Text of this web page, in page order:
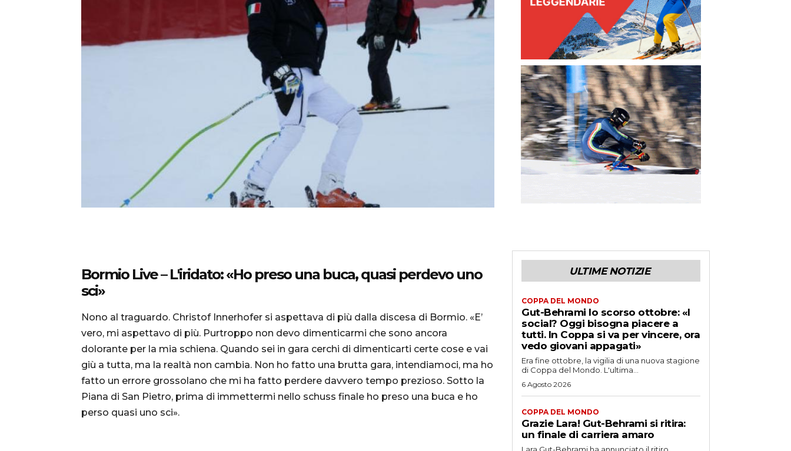
Bormio Live – L'iridato: «Ho preso una buca, quasi perdevo uno
sci»
Nono al traguardo. Christof Innerhofer si aspettava di più dalla discesa di Bormio. «E’
vero, mi aspettavo di più. Purtroppo non devo dimenticarmi che sono ancora
dolorante per la mia schiena. Quando sei in gara cerchi di dimenticarti certe cose e vai
giù a tutta, ma la realtà non cambia. Non ho fatto una brutta gara, intendiamoci, ma ho
fatto un errore grossolano che mi ha fatto perdere davvero tempo prezioso. Sotto la
Piana di San Pietro, prima di immettermi nello schuss finale ho preso una buca e ho
perso quasi uno sci».
ULTIME NOTIZIE
COPPA DEL MONDO
Gut-Behrami lo scorso ottobre: «I
social? Oggi bisogna piacere a
tutti. In Coppa si va per vincere, ora
vedo giovani appagati»
Era fine ottobre, la vigilia di una nuova stagione
di Coppa del Mondo. L'ultima...
6 Agosto 2026
COPPA DEL MONDO
Grazie Lara! Gut-Behrami si ritira:
un finale di carriera amaro
Lara Gut-Behrami ha annunciato il ritiro